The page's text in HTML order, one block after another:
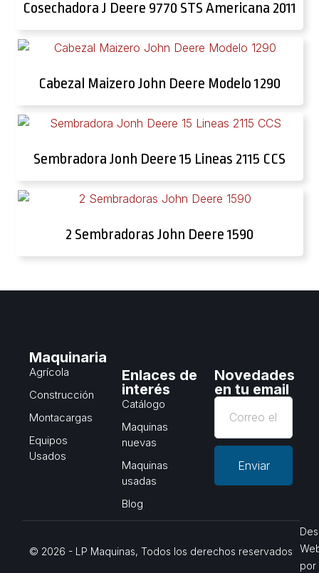
Cosechadora J Deere 9770 STS Americana 2011
Cabezal Maizero John Deere Modelo 1290
Sembradora Jonh Deere 15 Lineas 2115 CCS
2 Sembradoras John Deere 1590
Maquinaria
Agrícola
Construcción
Montacargas
Equipos
Usados
Enlaces de
interés
Catálogo
Maquinas
nuevas
Maquinas
usadas
Blog
Novedades
en tu email
Enviar
© 2026 - LP Maquinas, Todos los derechos reservados
por